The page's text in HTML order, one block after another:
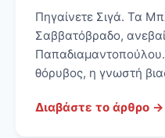
Πηγαίνετε Σιγά. Τα
Σαββατόβραδο,
θόρυβος, η γνωστή
Διαβάστε το άρθρο →